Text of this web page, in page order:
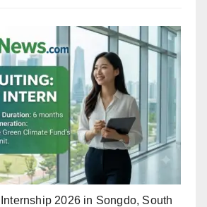
2026 in Songdo, South